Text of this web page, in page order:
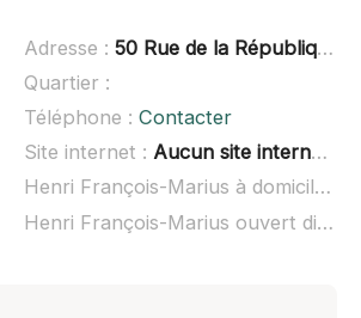
Adresse : 50 Rue de la République, 30220 Aigues-Mortes
Quartier :
Téléphone : Contacter
Site internet : Aucun site internet connu
Henri François-Marius à domicile :
Henri François-Marius ouvert dimanche :